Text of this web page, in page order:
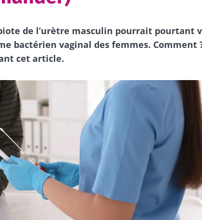
de l’urètre masculin pourrait pourtant
bactérien vaginal des femmes. Comment
cet article.